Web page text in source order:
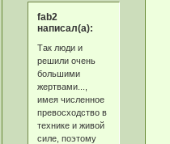
fab2
написал(а):
Так люди и
решили очень
большими
жертвами...,
имея численное
превосходство в
технике и живой
силе, поэтому